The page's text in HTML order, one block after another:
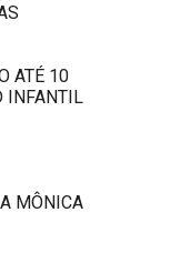
ATÉ 10
INFANTIL
MÔNICA